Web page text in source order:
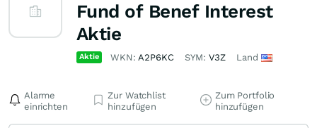
Fund of Benef Interest
Aktie
Aktie WKN:A2P6KC SYM: V3Z Land
Alarme
einrichten
Zur Watchlist
hinzufügen
Zum Portfolio
hinzufügen